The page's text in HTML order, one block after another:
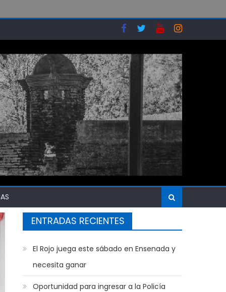
ENTRADAS RECIENTES
El Rojo juega este sábado en Ensenada y
necesita ganar
Oportunidad para ingresar a la Policía